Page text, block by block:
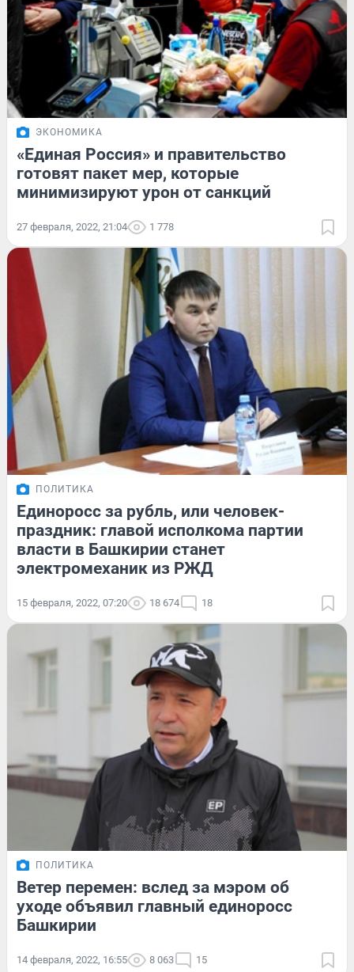
ЭКОНОМИКА
«Единая Россия» и правительство
готовят пакет мер, которые
минимизируют урон от санкций
27 февраля, 2022, 21:04 1 778
ПОЛИТИКА
Единоросс за рубль, или человек-
праздник: главой исполкома партии
власти в Башкирии станет
электромеханик из РЖД
15 февраля, 2022, 07:20 18 674 18
ПОЛИТИКА
Ветер перемен: вслед за мэром об
уходе объявил главный единоросс
Башкирии
14 февраля, 2022, 16:55 8 063 15